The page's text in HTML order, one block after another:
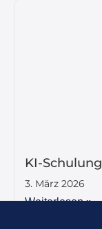
KI-
3. März 2026
Weiterlesen »